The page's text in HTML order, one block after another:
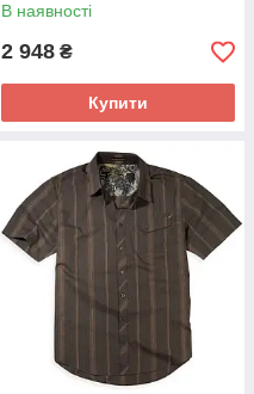
В наявності
2 948 ₴
Купити